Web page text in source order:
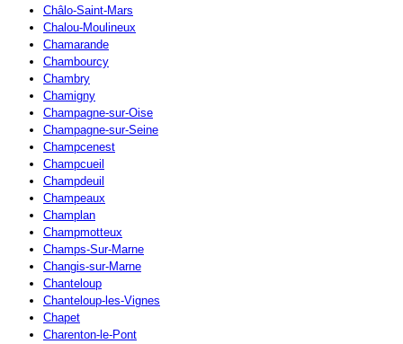
Châlo-Saint-Mars
Chalou-Moulineux
Chamarande
Chambourcy
Chambry
Chamigny
Champagne-sur-Oise
Champagne-sur-Seine
Champcenest
Champcueil
Champdeuil
Champeaux
Champlan
Champmotteux
Champs-Sur-Marne
Changis-sur-Marne
Chanteloup
Chanteloup-les-Vignes
Chapet
Charenton-le-Pont